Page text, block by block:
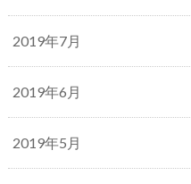
2019年7月
2019年6月
2019年5月